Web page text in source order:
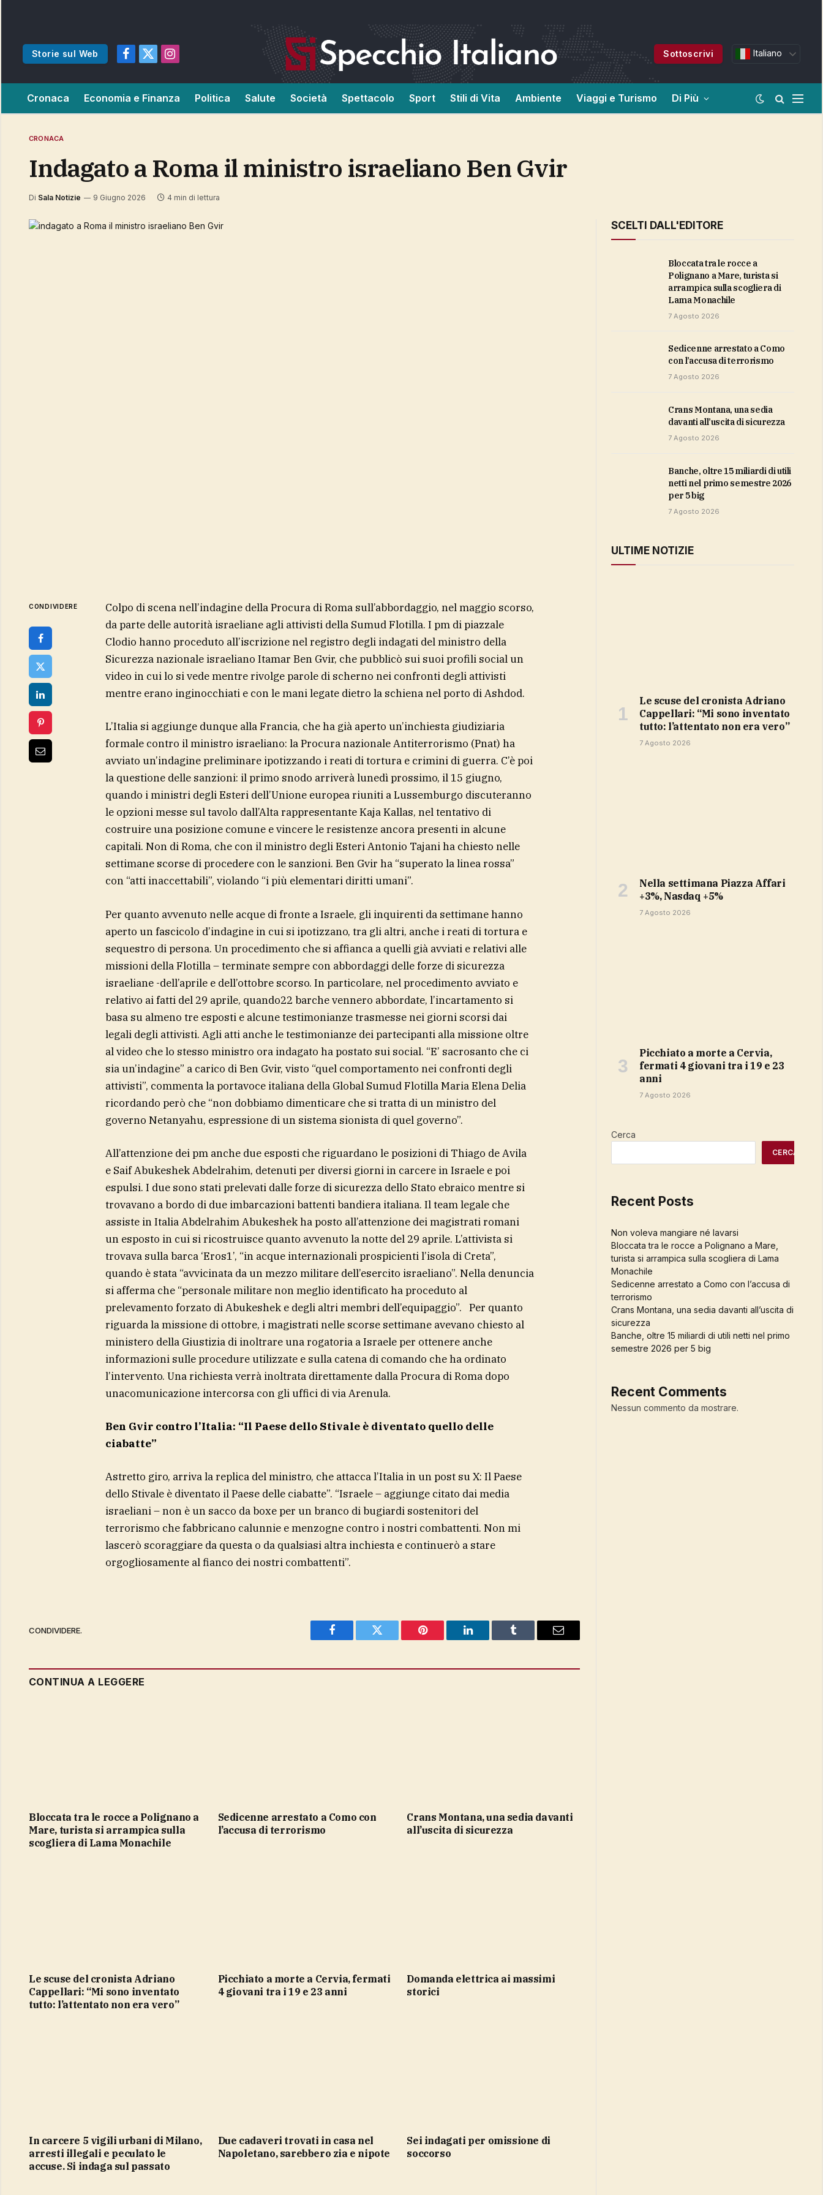
Storie sul Web
Facebook
X
Instagram
Sottoscrivi Italiano
Cronaca Economia e Finanza Politica Salute Società Spettacolo Sport Stili di Vita Ambiente Viaggi e Turismo Di Più
CRONACA
indagato a Roma il ministro israeliano Ben Gvir
Di Sala Notizie 9 Giugno 2026 4 min di lettura
CONDIVIDERE
Colpo di scena nell’indagine della Procura di Roma sull’abbordaggio, nel maggio scorso,
da parte delle autorità israeliane agli attivisti della Sumud Flotilla. I pm di piazzale
Clodio hanno proceduto all’iscrizione nel registro degli indagati del ministro della
Sicurezza nazionale israeliano Itamar Ben Gvir, che pubblicò sui suoi profili social un
video in cui lo si vede mentre rivolge parole di scherno nei confronti degli attivisti
mentre erano inginocchiati e con le mani legate dietro la schiena nel porto di Ashdod.
L’Italia si aggiunge dunque alla Francia, che ha già aperto un’inchiesta giudiziaria
formale contro il ministro israeliano: la Procura nazionale Antiterrorismo (Pnat) ha
avviato un’indagine preliminare ipotizzando i reati di tortura e crimini di guerra. C’è poi
la questione delle sanzioni: il primo snodo arriverà lunedì prossimo, il 15 giugno,
quando i ministri degli Esteri dell’Unione europea riuniti a Lussemburgo discuteranno
le opzioni messe sul tavolo dall’Alta rappresentante Kaja Kallas, nel tentativo di
costruire una posizione comune e vincere le resistenze ancora presenti in alcune
capitali. Non di Roma, che con il ministro degli Esteri Antonio Tajani ha chiesto nelle
settimane scorse di procedere con le sanzioni. Ben Gvir ha “superato la linea rossa”
con “atti inaccettabili”, violando “i più elementari diritti umani”.
Per quanto avvenuto nelle acque di fronte a Israele, gli inquirenti da settimane hanno
aperto un fascicolo d’indagine in cui si ipotizzano, tra gli altri, anche i reati di tortura e
sequestro di persona. Un procedimento che si affianca a quelli già avviati e relativi alle
missioni della Flotilla – terminate sempre con abbordaggi delle forze di sicurezza
israeliane -dell’aprile e dell’ottobre scorso. In particolare, nel procedimento avviato e
relativo ai fatti del 29 aprile, quando22 barche vennero abbordate, l’incartamento si
basa su almeno tre esposti e alcune testimonianze trasmesse nei giorni scorsi dai
legali degli attivisti. Agli atti anche le testimonianze dei partecipanti alla missione oltre
al video che lo stesso ministro ora indagato ha postato sui social. “E’ sacrosanto che ci
sia un’indagine” a carico di Ben Gvir, visto “quel comportamento nei confronti degli
attivisti”, commenta la portavoce italiana della Global Sumud Flotilla Maria Elena Delia
ricordando però che “non dobbiamo dimenticare che si tratta di un ministro del
governo Netanyahu, espressione di un sistema sionista di quel governo”.
All’attenzione dei pm anche due esposti che riguardano le posizioni di Thiago de Avila
e Saif Abukeshek Abdelrahim, detenuti per diversi giorni in carcere in Israele e poi
espulsi. I due sono stati prelevati dalle forze di sicurezza dello Stato ebraico mentre si
trovavano a bordo di due imbarcazioni battenti bandiera italiana. Il team legale che
assiste in Italia Abdelrahim Abukeshek ha posto all’attenzione dei magistrati romani
un esposto in cui si ricostruisce quanto avvenuto la notte del 29 aprile. L’attivista si
trovava sulla barca ‘Eros1’, “in acque internazionali prospicienti l’isola di Creta”,
quando è stata “avvicinata da un mezzo militare dell’esercito israeliano”. Nella denuncia
si afferma che “personale militare non meglio identificato ha proceduto al
prelevamento forzato di Abukeshek e degli altri membri dell’equipaggio”. Per quanto
riguarda la missione di ottobre, i magistrati nelle scorse settimane avevano chiesto al
ministero della Giustizia di inoltrare una rogatoria a Israele per ottenere anche
informazioni sulle procedure utilizzate e sulla catena di comando che ha ordinato
l’intervento. Una richiesta verrà inoltrata direttamente dalla Procura di Roma dopo
unacomunicazione intercorsa con gli uffici di via Arenula.
Ben Gvir contro l’Italia: “Il Paese dello Stivale è diventato quello delle
ciabatte”
Astretto giro, arriva la replica del ministro, che attacca l’Italia in un post su X: Il Paese
dello Stivale è diventato il Paese delle ciabatte”. “Israele – aggiunge citato dai media
israeliani – non è un sacco da boxe per un branco di bugiardi sostenitori del
terrorismo che fabbricano calunnie e menzogne contro i nostri combattenti. Non mi
lascerò scoraggiare da questa o da qualsiasi altra inchiesta e continuerò a stare
orgogliosamente al fianco dei nostri combattenti”.
CONDIVIDERE.
Facebook Twitter Pinterest LinkedIn Tumblr Email
CONTINUA A LEGGERE
Bloccata tra le rocce a Polignano a
Mare, turista si arrampica sulla
scogliera di Lama Monachile
Sedicenne arrestato a Como con
l’accusa di terrorismo
Crans Montana, una sedia davanti
all’uscita di sicurezza
Le scuse del cronista Adriano
Cappellari: “Mi sono inventato
tutto: l’attentato non era vero”
Picchiato a morte a Cervia, fermati
4 giovani tra i 19 e 23 anni
domanda elettrica ai massimi
storici
In carcere 5 vigili urbani di Milano,
arresti illegali e peculato le
accuse. Si indaga sul passato
Due cadaveri trovati in casa nel
Napoletano, sarebbero zia e nipote
sei indagati per omissione di
soccorso
SCELTI DALL'EDITORE
Bloccata tra le rocce a
Polignano a Mare, turista si
arrampica sulla scogliera di
Lama Monachile
7 Agosto 2026
Sedicenne arrestato a Como
con l’accusa di terrorismo
7 Agosto 2026
Crans Montana, una sedia
davanti all’uscita di sicurezza
7 Agosto 2026
Banche, oltre 15 miliardi di utili
netti nel primo semestre 2026
per 5 big
7 Agosto 2026
ULTIME NOTIZIE
Le scuse del cronista Adriano
Cappellari: “Mi sono inventato
tutto: l’attentato non era vero”
7 Agosto 2026
Nella settimana Piazza Affari
+3%, Nasdaq +5%
7 Agosto 2026
Picchiato a morte a Cervia,
fermati 4 giovani tra i 19 e 23
anni
7 Agosto 2026
Cerca
CERCA
Recent Posts
Non voleva mangiare né lavarsi
Bloccata tra le rocce a Polignano a Mare,
turista si arrampica sulla scogliera di Lama
Monachile
Sedicenne arrestato a Como con l’accusa di
terrorismo
Crans Montana, una sedia davanti all’uscita di
sicurezza
Banche, oltre 15 miliardi di utili netti nel primo
semestre 2026 per 5 big
Recent Comments
Nessun commento da mostrare.